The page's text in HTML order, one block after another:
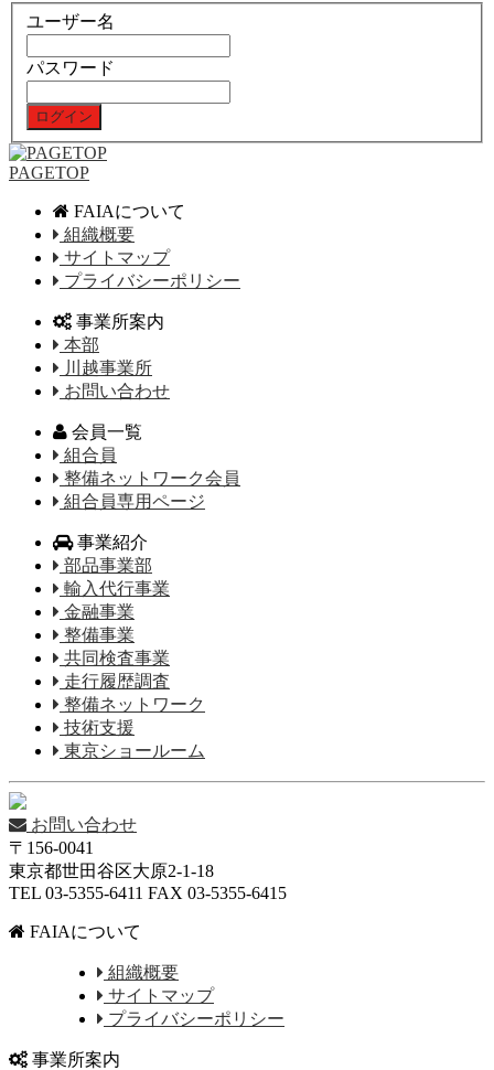
ユーザー名
パスワード
PAGETOP
FAIAについて
組織概要
サイトマップ
プライバシーポリシー
事業所案内
本部
川越事業所
お問い合わせ
会員一覧
組合員
整備ネットワーク会員
組合員専用ページ
事業紹介
部品事業部
輸入代行事業
金融事業
整備事業
共同検査事業
走行履歴調査
整備ネットワーク
技術支援
東京ショールーム
お問い合わせ
〒156-0041
東京都世田谷区大原2-1-18
TEL 03-5355-6411 FAX 03-5355-6415
FAIAについて
組織概要
サイトマップ
プライバシーポリシー
事業所案内